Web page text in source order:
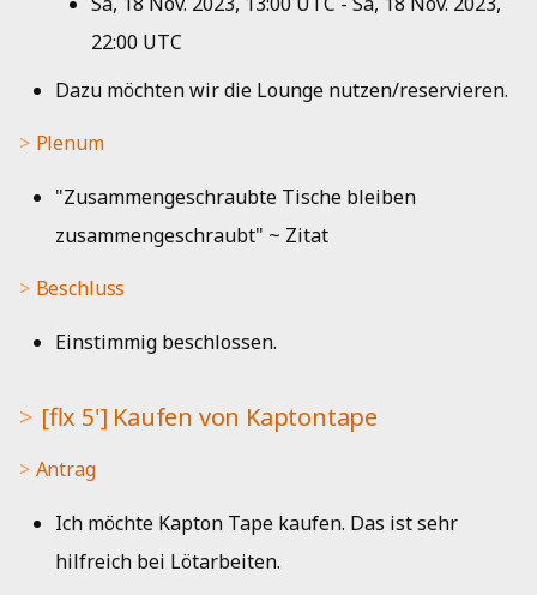
22:00 UTC
Dazu möchten wir die Lounge nutzen/reservieren.
Plenum
"Zusammengeschraubte Tische bleiben
zusammengeschraubt" ~ Zitat
Beschluss
Einstimmig beschlossen.
[flx 5'] Kaufen von Kaptontape
Antrag
Ich möchte Kapton Tape kaufen. Das ist sehr
hilfreich bei Lötarbeiten.